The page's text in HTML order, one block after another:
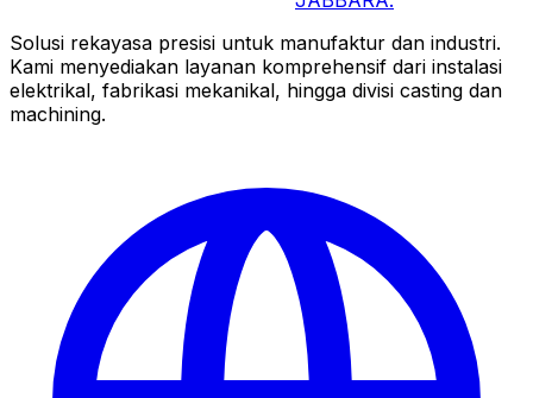
Solusi rekayasa presisi untuk manufaktur dan industri.
Kami menyediakan layanan komprehensif dari instalasi
elektrikal, fabrikasi mekanikal, hingga divisi casting dan
machining.